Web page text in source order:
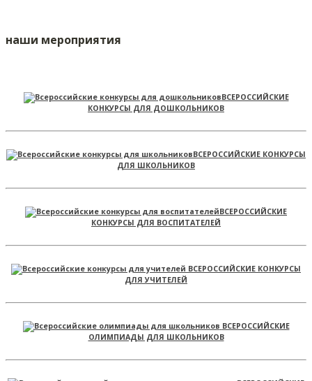
наши мероприятия
ВСЕРОССИЙСКИЕ
КОНКУРСЫ ДЛЯ ДОШКОЛЬНИКОВ
ВСЕРОССИЙСКИЕ КОНКУРСЫ
ДЛЯ ШКОЛЬНИКОВ
ВСЕРОССИЙСКИЕ
КОНКУРСЫ ДЛЯ ВОСПИТАТЕЛЕЙ
ВСЕРОССИЙСКИЕ КОНКУРСЫ
ДЛЯ УЧИТЕЛЕЙ
ВСЕРОССИЙСКИЕ
ОЛИМПИАДЫ ДЛЯ ШКОЛЬНИКОВ